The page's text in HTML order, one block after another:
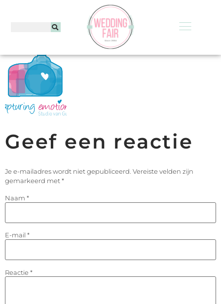
Geef een reactie
Je e-mailadres wordt niet gepubliceerd. Vereiste velden zijn
gemarkeerd met*
Naam *
E-mail *
Reactie *